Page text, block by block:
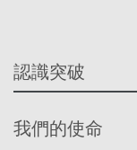
認識突破
我們的使命